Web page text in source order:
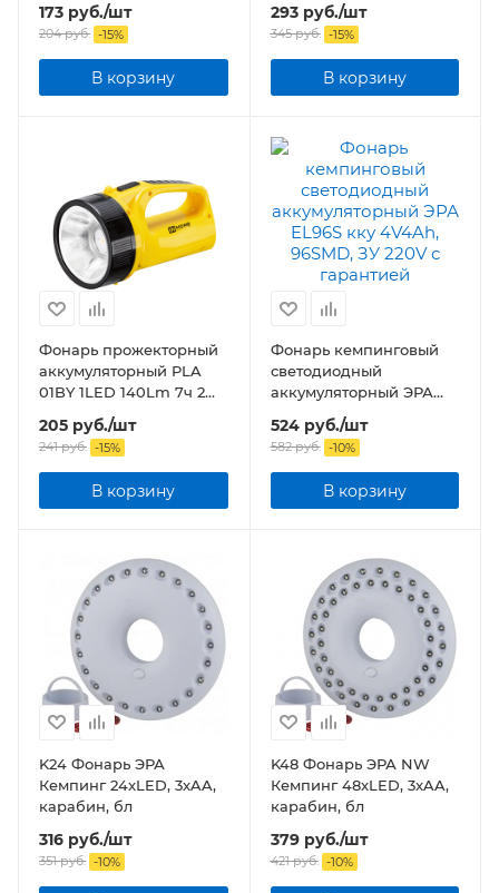
ЖЁЛТЫЙ
173 руб./шт
204руб. -15%
В корзину
ЧЕРНО-ЖЁЛТЫЙ
293руб./шт
345руб. -15%
В корзину
Фонарь прожекторный
аккумуляторный PLA
01BY 1LED 140Lm 7ч 2
режима, з/у 230В
ЧЕРНО-ЖЁЛТЫЙ
205 руб./шт
241руб. -15%
В корзину
Фонарь кемпинговый
светодиодный
аккумуляторный ЭРА
EL96S кку 4V4Ah,
96SMD, ЗУ 220V
524руб./шт
582руб. -10%
В корзину
K24 Фонарь ЭРА
Кемпинг 24xLED, 3xAA,
карабин, бл
316 руб./шт
351руб. -10%
K48 Фонарь ЭРА NW
Кемпинг 48xLED, 3xAA,
карабин, бл
379руб./шт
421руб. -10%